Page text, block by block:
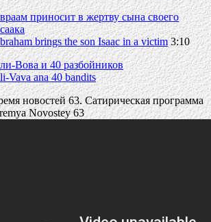
приносит в жертву сына своего
brings the son Isaac in a victim3:10
Вова и 40 разбойников
Vava ana 40 bandits
новостей 63. Сатирическая программа
Novostey 63